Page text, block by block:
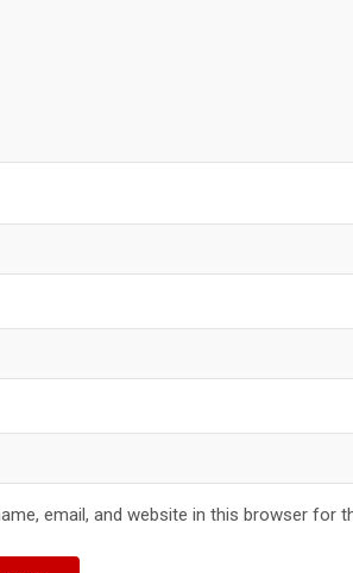
email, and website in this browser for